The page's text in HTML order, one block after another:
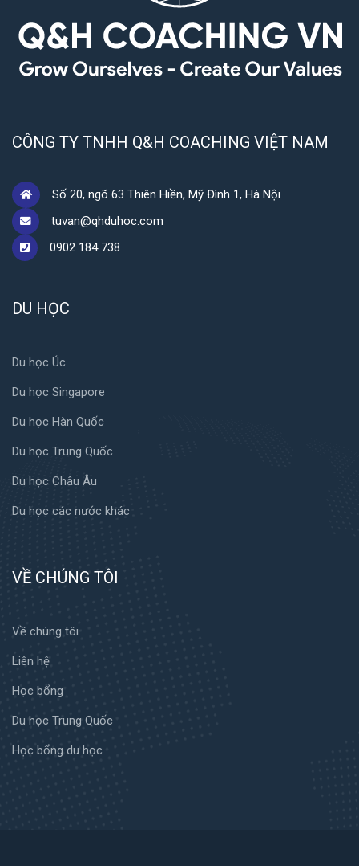
CÔNG TY TNHH Q&H COACHING VIỆT NAM
Số 20, ngõ 63 Thiên Hiền, Mỹ Đình 1, Hà Nội
tuvan@qhduhoc.com
0902 184 738
DU HỌC
Du học Úc
Du học Singapore
Du học Hàn Quốc
Du học Trung Quốc
Du học Châu Âu
Du học các nước khác
VỀ CHÚNG TÔI
Về chúng tôi
Liên hệ
Học bổng
Du học Trung Quốc
Học bổng du học